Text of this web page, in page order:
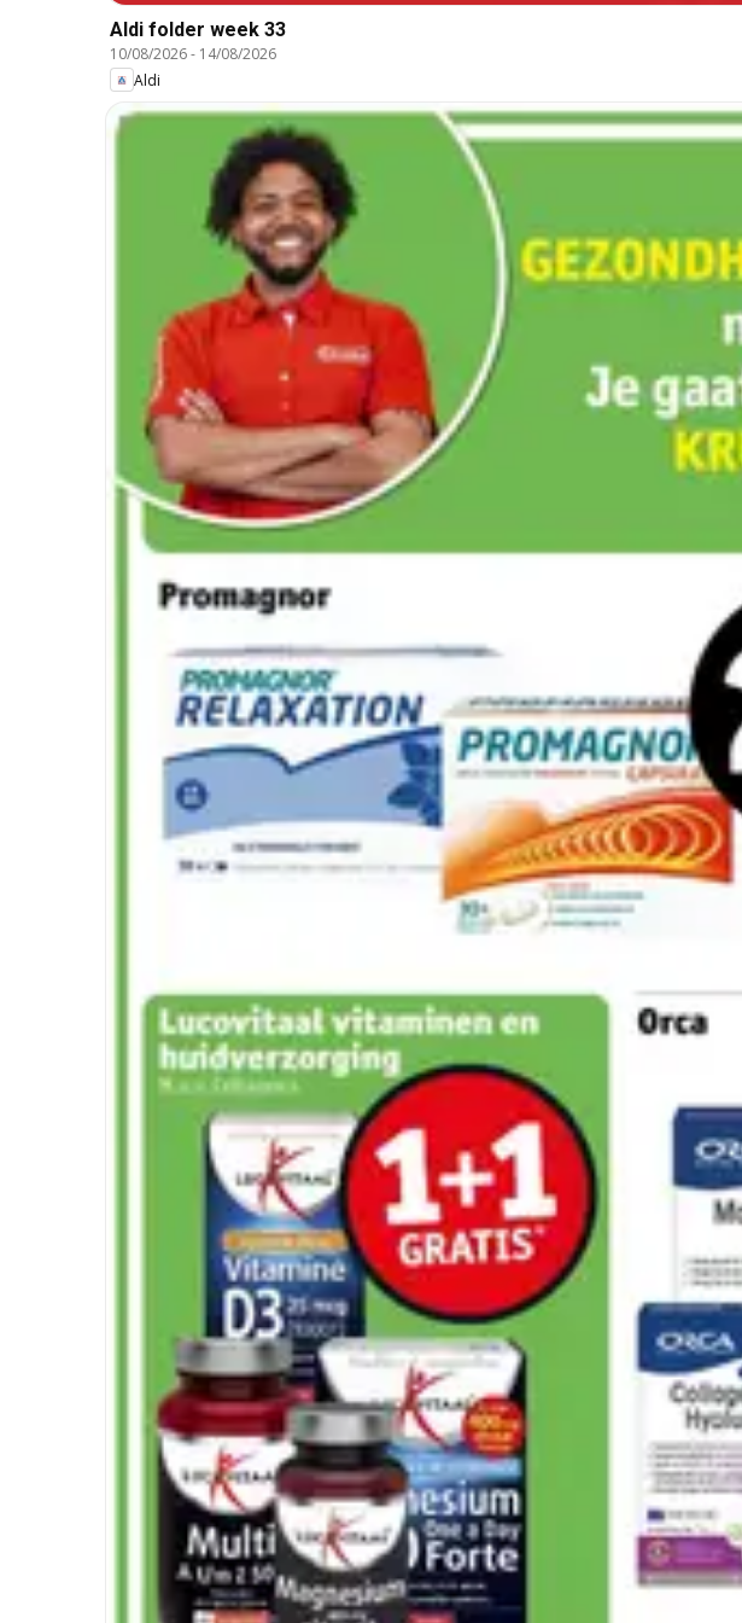
Aldi folder week 33
10/08/2026- 14/08/2026
Aldi